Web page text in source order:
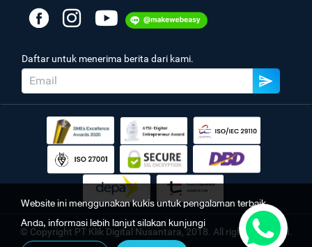
Daftar untuk menerima berita dari kami.
© Copyright PT Klik Digital Nusantara, 2018. All rights reserved.
Website ini menggunakan kukis untuk pengalaman terbaik
Anda, informasi lebih lanjut silakan kunjungi